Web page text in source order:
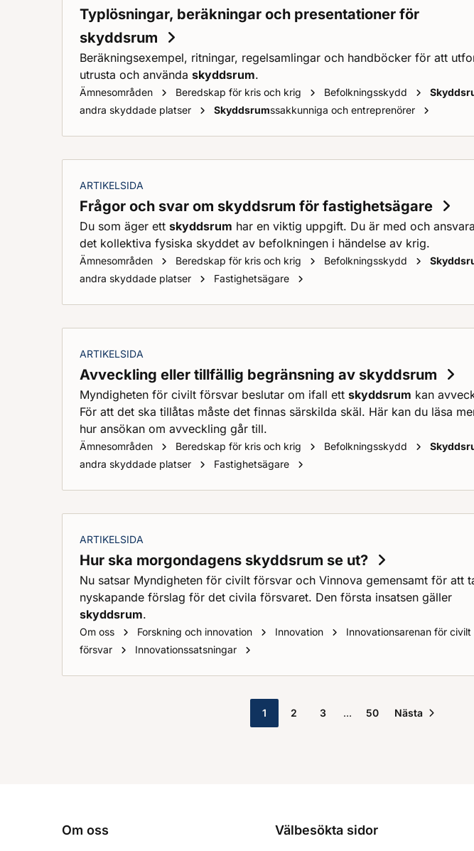
Typlösningar, beräkningar och presentationer för
skyddsrum
Beräkningsexempel, ritningar, regelsamlingar och handböcker för att
utrusta och använda skyddsrum.
Ämnesområden Beredskap för kris och krig Befolkningsskydd
andra skyddade platser
Skyddsrumssakkunniga och entreprenörer
ARTIKELSIDA
Frågor och svar om skyddsrum för fastighetsägare
Du som äger ett skyddsrum har en viktig uppgift. Du är med och
det kollektiva fysiska skyddet av befolkningen i händelse av krig.
Ämnesområden Beredskap för kris och krig Befolkningsskydd
andra skyddade platser
Fastighetsägare
ARTIKELSIDA
Avveckling eller tillfällig begränsning av skyddsrum
Myndigheten för civilt försvar beslutar om ifall ett skyddsrum kan
För att det ska tillåtas måste det finnas särskilda skäl. Här kan du läsa
hur ansökan om avveckling går till.
Ämnesområden Beredskap för kris och krig Befolkningsskydd
andra skyddade platser
Fastighetsägare
ARTIKELSIDA
Hur ska morgondagens skyddsrum se ut?
Nu satsar Myndigheten för civilt försvar och Vinnova gemensamt för att
nyskapande förslag för det civila försvaret. Den första insatsen gäller
skyddsrum.
Om oss Forskning och innovation Innovation
Innovationsarenan för civilt
försvar
Innovationssatsningar
1 2 3 50 Nästa
Om oss Välbesökta sidor